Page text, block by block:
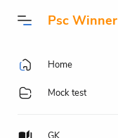
Psc Winner
Home
Mock test